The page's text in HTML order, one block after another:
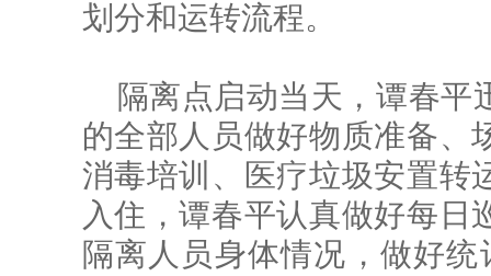
划分和运转流程。
隔离点启动当天，谭春平
的全部人员做好物质准备、
消毒培训、医疗垃圾安置转
入住，谭春平认真做好每日
隔离人员身体情况，做好